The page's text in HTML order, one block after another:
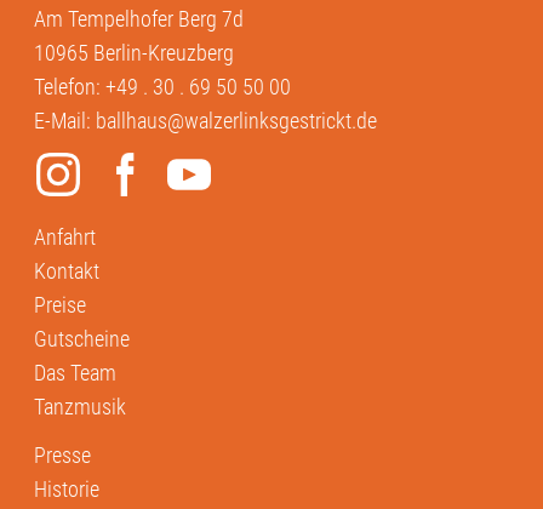
Am Tempelhofer Berg 7d
10965 Berlin-Kreuzberg
Telefon:+49 . 30 . 69 50 50 00
E-Mail: ballhaus@walzerlinksgestrickt.de
Anfahrt
Kontakt
Preise
Gutscheine
Das Team
Tanzmusik
Presse
Historie